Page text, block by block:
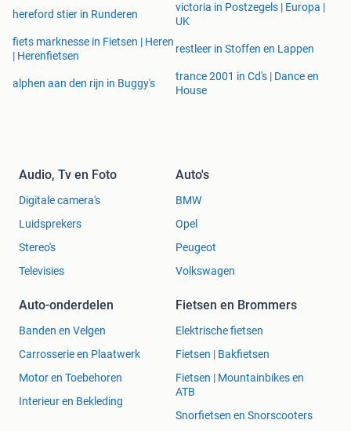
hereford stier in Runderen
victoria in Postzegels | Europa |
UK
fiets marknesse in Fietsen | Heren
| Herenfietsen
restleer in Stoffen en Lappen
alphen aan den rijn in Buggy's
trance 2001 in Cd's | Dance en
House
Audio, Tv en Foto
Digitale camera's
Luidsprekers
Stereo's
Televisies
Auto's
BMW
Opel
Peugeot
Volkswagen
Auto-onderdelen
Banden en Velgen
Carrosserie en Plaatwerk
Motor en Toebehoren
Interieur en Bekleding
Fietsen en Brommers
Elektrische fietsen
Fietsen | Bakfietsen
Fietsen | Mountainbikes en
ATB
Snorfietsen en Snorscooters